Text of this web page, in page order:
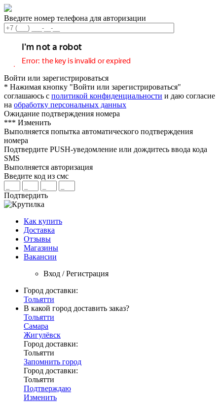
Введите номер телефона для авторизации
Войти или зарегистрироваться
* Нажимая кнопку "Войти или зарегистрироваться"
соглашаюсь с политикой конфиденциальности и даю согласие
на обработку персональных данных
Ожидание подтверждения номера
*** Изменить
Выполняется попытка автоматического подтверждения
номера
Подтвердите PUSH-уведомление или дождитесь ввода кода
SMS
Выполняется авторизация
Введите код из смс
Подтвердить
Как купить
Доставка
Отзывы
Магазины
Вакансии
Вход / Регистрация
Город доставки:
Тольятти
В какой город доставить заказ?
Тольятти
Самара
Жигулёвск
Город доставки:
Тольятти
Запомнить город
Город доставки:
Тольятти
Подтверждаю
Изменить